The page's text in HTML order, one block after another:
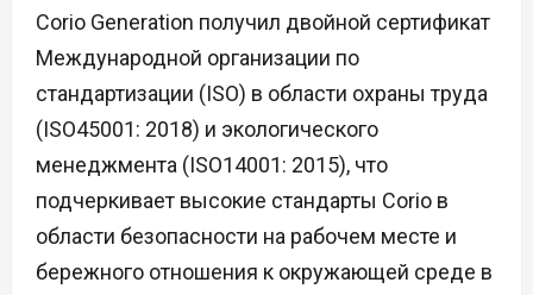
Corio Generation получил двойной сертификат
Международной организации по
стандартизации (ISO) в области охраны труда
(ISO45001: 2018) и экологического
менеджмента (ISO14001: 2015), что
подчеркивает высокие стандарты Corio в
области безопасности на рабочем месте и
бережного отношения к окружающей среде в